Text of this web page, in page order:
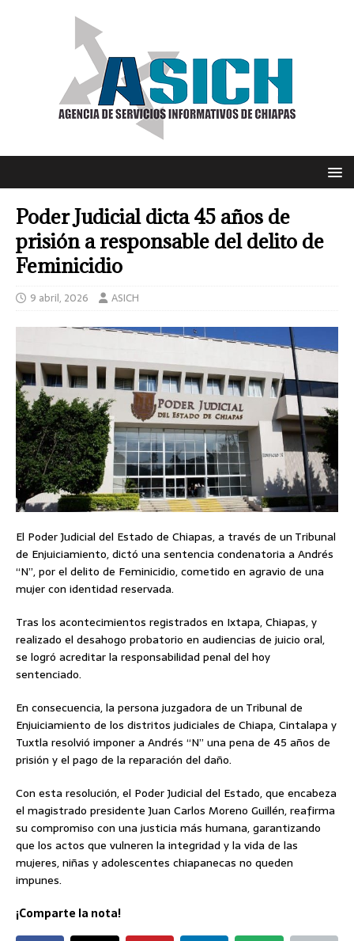
Poder Judicial dicta 45 años de
prisión a responsable del delito de
Feminicidio
9 abril, 2026 ASICH
El Poder Judicial del Estado de Chiapas, a través de un Tribunal
de Enjuiciamiento, dictó una sentencia condenatoria a Andrés
“N”, por el delito de Feminicidio, cometido en agravio de una
mujer con identidad reservada.
Tras los acontecimientos registrados en Ixtapa, Chiapas, y
realizado el desahogo probatorio en audiencias de juicio oral,
se logró acreditar la responsabilidad penal del hoy
sentenciado.
En consecuencia, la persona juzgadora de un Tribunal de
Enjuiciamiento de los distritos judiciales de Chiapa, Cintalapa y
Tuxtla resolvió imponer a Andrés “N” una pena de 45 años de
prisión y el pago de la reparación del daño.
Con esta resolución, el Poder Judicial del Estado, que encabeza
el magistrado presidente Juan Carlos Moreno Guillén, reafirma
su compromiso con una justicia más humana, garantizando
que los actos que vulneren la integridad y la vida de las
mujeres, niñas y adolescentes chiapanecas no queden
impunes.
¡Comparte la nota!